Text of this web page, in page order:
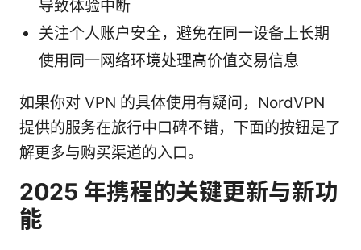
导致体验中断
关注个人账户安全，避免在同一设备上长期
使用同一网络环境处理高价值交易信息
如果你对 VPN 的具体使用有疑问，NordVPN
提供的服务在旅行中口碑不错，下面的按钮是了
解更多与购买渠道的入口。
2025 年携程的关键更新与新功
能